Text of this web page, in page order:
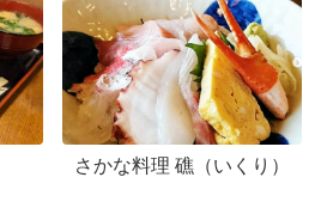
さかな料理 礁（いくり）